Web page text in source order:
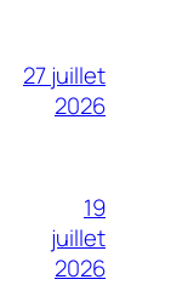
27 juillet
2026
19
juillet
2026